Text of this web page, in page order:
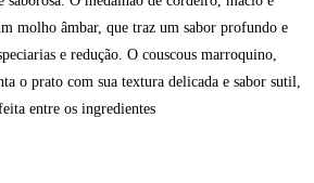
molho âmbar, que traz um sabor profundo e
e redução. O couscous marroquino,
o prato com sua textura delicada e sabor sutil,
entre os ingredientes